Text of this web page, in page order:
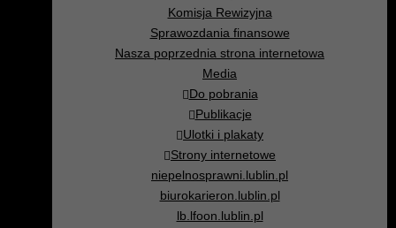
Komisja Rewizyjna
Sprawozdania finansowe
Nasza poprzednia strona internetowa
Media
Do pobrania
Publikacje
Ulotki i plakaty
Strony internetowe
niepelnosprawni.lublin.pl
biurokarieron.lublin.pl
lb.lfoon.lublin.pl